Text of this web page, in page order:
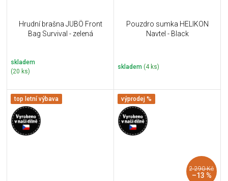
Hrudní brašna JUBÖ Front
Bag Survival - zelená
skladem
(20 ks)
Pouzdro sumka HELIKON
Navtel - Black
skladem (4 ks)
top letní výbava výprodej %
2 290 Kč
–13 %